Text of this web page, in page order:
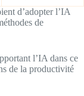
d’adopter l’IA
de
l’IA dans ce
de la productivité